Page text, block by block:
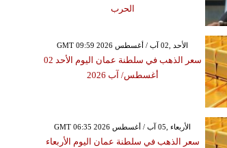
الحرب
GMT 09:59 2026 الأحد ,02 آب / أغسطس
سعر الذهب في سلطنة عمان اليوم الأحد 02
أغسطس/ آب 2026
GMT 06:35 2026 الأربعاء ,05 آب / أغسطس
سعر الذهب في سلطنة عمان اليوم الأربعاء